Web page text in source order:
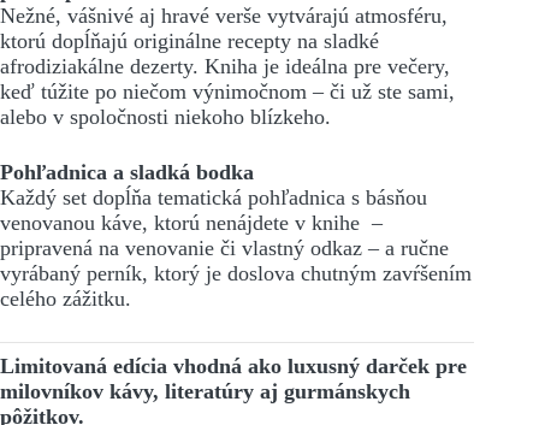
Nežné, vášnivé aj hravé verše vytvárajú atmosféru,
ktorú dopĺňajú originálne recepty na sladké
afrodiziakálne dezerty. Kniha je ideálna pre večery,
keď túžite po niečom výnimočnom – či už ste sami,
alebo v spoločnosti niekoho blízkeho.
Pohľadnica a sladká bodka
Každý set dopĺňa tematická pohľadnica s básňou
venovanou káve, ktorú nenájdete v knihe –
pripravená na venovanie či vlastný odkaz – a ručne
vyrábaný perník, ktorý je doslova chutným zavŕšením
celého zážitku.
Limitovaná edícia vhodná ako luxusný darček pre
milovníkov kávy, literatúry aj gurmánskych
pôžitkov.